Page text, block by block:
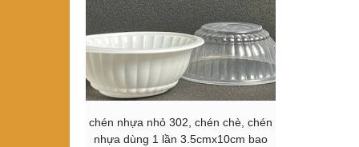
chén nhựa nhỏ 302, chén chè, chén
nhựa dùng 1 lần 3.5cmx10cm bao